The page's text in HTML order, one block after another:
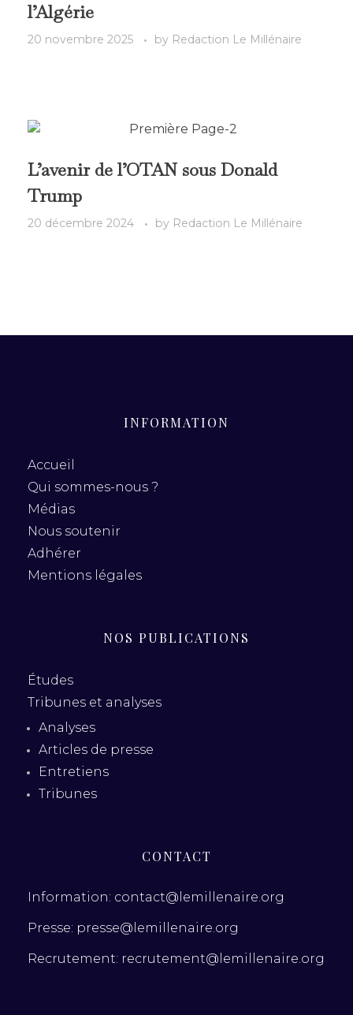
l’Algérie
20 novembre 2025 by Redaction Le Millénaire
L’avenir de l’OTAN sous Donald
Trump
20 décembre 2024 by Redaction Le Millénaire
INFORMATION
Accueil
Qui sommes-nous ?
Médias
Nous soutenir
Adhérer
Mentions légales
NOS PUBLICATIONS
Études
Tribunes et analyses
Analyses
Articles de presse
Entretiens
Tribunes
CONTACT
Information: contact@lemillenaire.org
Presse: presse@lemillenaire.org
Recrutement: recrutement@lemillenaire.org